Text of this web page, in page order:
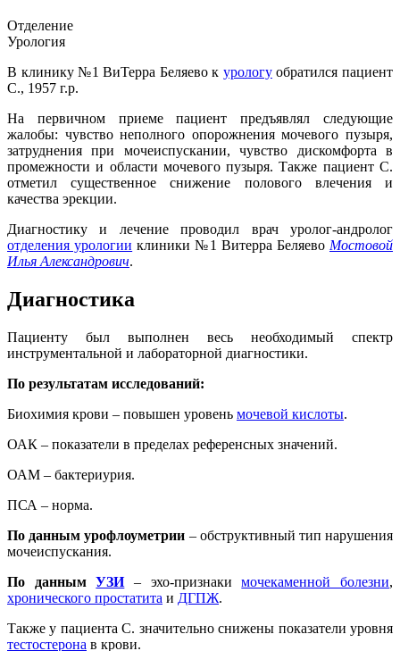
Отделение
Урология
В клинику №1 ВиТерра Беляево к урологуобратился пациент
С., 1957 г.р.
На первичном приеме пациент предъявлял следующие
жалобы: чувство неполного опорожнения мочевого пузыря,
затруднения при мочеиспускании, чувство дискомфорта в
промежности и области мочевого пузыря. Также пациент С.
отметил существенное снижение полового влечения и
качества эрекции.
Диагностику и лечение проводил врач уролог-андролог
отделения урологии клиники №1 Витерра Беляево Мостовой
Илья Александрович.
Диагностика
Пациенту был выполнен весь необходимый спектр
инструментальной и лабораторной диагностики.
По результатам исследований:
Биохимия крови – повышен уровень мочевой кислоты.
ОАК – показатели в пределах референсных значений.
ОАМ – бактериурия.
ПСА – норма.
По данным урофлоуметрии – обструктивный тип нарушения
мочеиспускания.
По даннымУЗИ– эхо-признакимочекаменной болезни,
хронического простатита и ДГПЖ.
Также у пациента С. значительно снижены показатели уровня
тестостерона в крови.